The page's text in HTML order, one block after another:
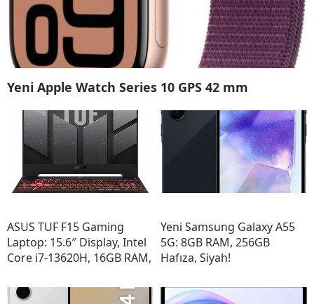
Yeni Apple Watch Series 10 GPS 42 mm
ASUS TUF F15 Gaming
Laptop: 15.6″ Display, Intel
Core i7-13620H, 16GB RAM,
Yeni Samsung Galaxy A55
5G: 8GB RAM, 256GB
Hafıza, Siyah!